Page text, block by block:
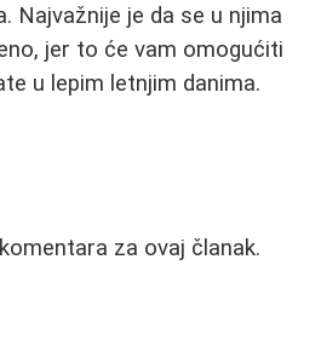
Najvažnije je da se u njima
jer to će vam omogućiti
u lepim letnjim danima.
za ovaj članak.